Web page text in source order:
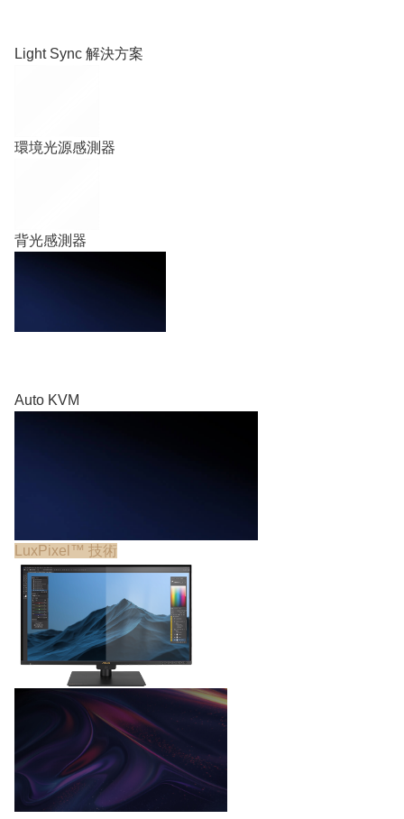
Light Sync 解決方案
環境光源感測器
背光感測器
Auto KVM
LuxPixel™ 技術